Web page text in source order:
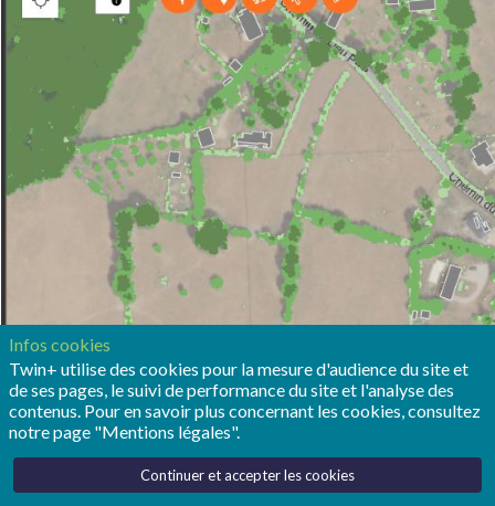
Infos cookies
Twin+ utilise des cookies pour la mesure d'audience du site et
de ses pages, le suivi de performance du site et l'analyse des
contenus. Pour en savoir plus concernant les cookies, consultez
notre page "Mentions légales".
Continuer et accepter les cookies